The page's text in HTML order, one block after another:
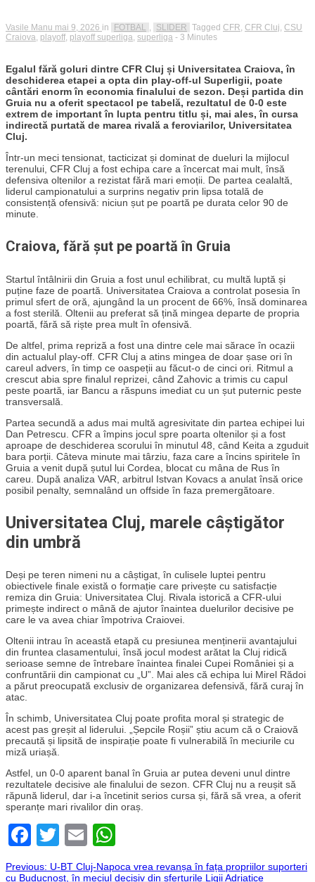
Vasile Manu mai 9, 2026 in FOTBAL SLIDER Tagged CFR CFR Cluj CSU
Craiova playoff playoff superliga superliga - 3 Minutes
Egalul fără goluri dintre CFR Cluj și Universitatea Craiova, în
deschiderea etapei a opta din play-off-ul Superligii, poate
cântări enorm în economia finalului de sezon. Deși partida din
Gruia nu a oferit spectacol pe tabelă, rezultatul de 0-0 este
extrem de important în lupta pentru titlu și, mai ales, în cursa
indirectă purtată de marea rivală a feroviarilor, Universitatea
Cluj.
Într-un meci tensionat, tacticizat și dominat de dueluri la mijlocul
terenului, CFR Cluj a fost echipa care a încercat mai mult, însă
defensiva oltenilor a rezistat fără mari emoții. De partea cealaltă,
liderul campionatului a surprins negativ prin lipsa totală de
consistență ofensivă: niciun șut pe poartă pe durata celor 90 de
minute.
Craiova, fără șut pe poartă în Gruia
Startul întâlnirii din Gruia a fost unul echilibrat, cu multă luptă și
puține faze de poartă. Universitatea Craiova a controlat posesia în
primul sfert de oră, ajungând la un procent de 66%, însă dominarea
a fost sterilă. Oltenii au preferat să țină mingea departe de propria
poartă, fără să riște prea mult în ofensivă.
De altfel, prima repriză a fost una dintre cele mai sărace în ocazii
din actualul play-off. CFR Cluj a atins mingea de doar șase ori în
careul advers, în timp ce oaspeții au făcut-o de cinci ori. Ritmul a
crescut abia spre finalul reprizei, când Zahovic a trimis cu capul
peste poartă, iar Bancu a răspuns imediat cu un șut puternic peste
transversală.
Partea secundă a adus mai multă agresivitate din partea echipei lui
Dan Petrescu. CFR a împins jocul spre poarta oltenilor și a fost
aproape de deschiderea scorului în minutul 48, când Keita a zguduit
bara porții. Câteva minute mai târziu, faza care a încins spiritele în
Gruia a venit după șutul lui Cordea, blocat cu mâna de Rus în
careu. După analiza VAR, arbitrul Istvan Kovacs a anulat însă orice
posibil penalty, semnalând un offside în faza premergătoare.
Universitatea Cluj, marele câștigător
din umbră
Deși pe teren nimeni nu a câștigat, în culisele luptei pentru
obiectivele finale există o formație care privește cu satisfacție
remiza din Gruia: Universitatea Cluj. Rivala istorică a CFR-ului
primește indirect o mână de ajutor înaintea duelurilor decisive pe
care le va avea chiar împotriva Craiovei.
Oltenii intrau în această etapă cu presiunea menținerii avantajului
din fruntea clasamentului, însă jocul modest arătat la Cluj ridică
serioase semne de întrebare înaintea finalei Cupei României și a
confruntării din campionat cu „U”. Mai ales că echipa lui Mirel Rădoi
a părut preocupată exclusiv de organizarea defensivă, fără curaj în
atac.
În schimb, Universitatea Cluj poate profita moral și strategic de
acest pas greșit al liderului. „Șepcile Roșii” știu acum că o Craiovă
precaută și lipsită de inspirație poate fi vulnerabilă în meciurile cu
miză uriașă.
Astfel, un 0-0 aparent banal în Gruia ar putea deveni unul dintre
rezultatele decisive ale finalului de sezon. CFR Cluj nu a reușit să
răpună liderul, dar i-a încetinit serios cursa și, fără să vrea, a oferit
speranțe mari rivalilor din oraș.
Facebook
TwitterEmail
Navigare
Previous: U-BT Cluj-Napoca vrea revanșa în fața propriilor suporteri
cu Buducnost, în meciul decisiv din sferturile Ligii Adriatice